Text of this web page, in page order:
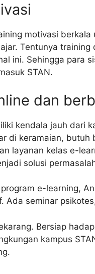
motivasi
Tentunya
ini. Sehingga para
STAN.
dan
kendala jauh dari
di keramaian,
layanan kelas e-
solusi
e-learning,
Ada seminar
Bersiap
kampus